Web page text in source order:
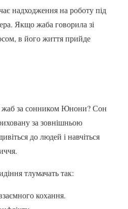
надходження на роботу під
Якщо жаба говорила зі
в його життя прийде
жаб за сонником Юнони? Сон
за зовнішньою
до людей і навчіться
тлумачать так:
кохання.